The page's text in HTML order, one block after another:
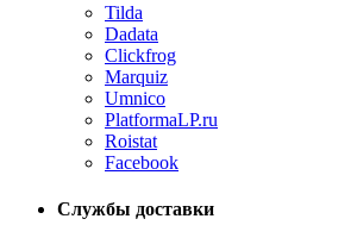
Tilda
Dadata
Clickfrog
Marquiz
Umnico
PlatformaLP.ru
Roistat
Facebook
Службы доставки